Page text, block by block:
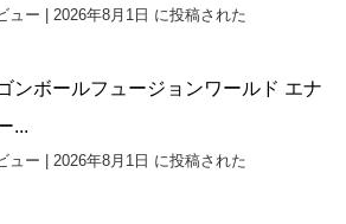
ュー |2026年8月1日 に投稿された
ンボールフュージョンワールド エナ
...
ュー |2026年8月1日 に投稿された